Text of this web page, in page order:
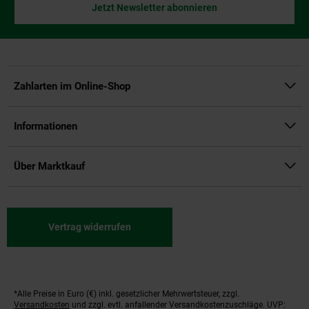
Jetzt Newsletter abonnieren
Zahlarten im Online-Shop
Informationen
Über Marktkauf
Vertrag widerrufen
Fußnoten
*Alle Preise in Euro (€) inkl. gesetzlicher Mehrwertsteuer, zzgl.
Versandkosten und zzgl. evtl. anfallender Versandkostenzuschläge. UVP: